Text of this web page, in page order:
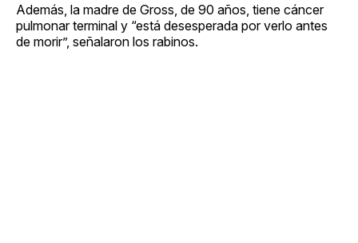
Además, la madre de Gross, de 90 años, tiene cáncer
pulmonar terminal y “está desesperada por verlo antes
de morir”, señalaron los rabinos.